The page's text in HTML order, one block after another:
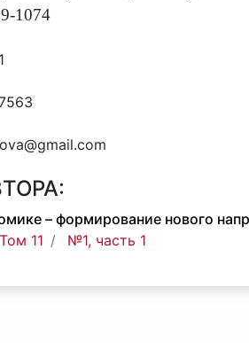
1074
– формирование нового
11
№1, часть 1